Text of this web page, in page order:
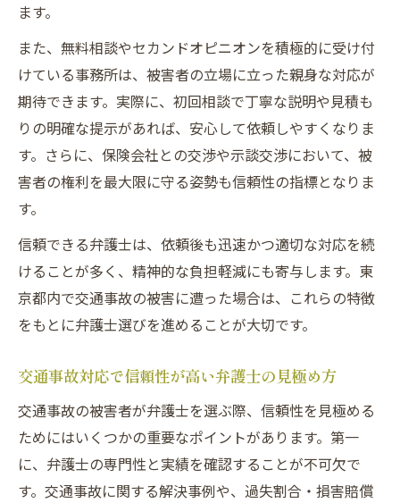
ます。
また、無料相談やセカンドオピニオンを積極的に受け付
けている事務所は、被害者の立場に立った親身な対応が
期待できます。実際に、初回相談で丁寧な説明や見積も
りの明確な提示があれば、安心して依頼しやすくなりま
す。さらに、保険会社との交渉や示談交渉において、被
害者の権利を最大限に守る姿勢も信頼性の指標となりま
す。
信頼できる弁護士は、依頼後も迅速かつ適切な対応を続
けることが多く、精神的な負担軽減にも寄与します。東
京都内で交通事故の被害に遭った場合は、これらの特徴
をもとに弁護士選びを進めることが大切です。
交通事故対応で信頼性が高い弁護士の見極め方
交通事故の被害者が弁護士を選ぶ際、信頼性を見極める
ためにはいくつかの重要なポイントがあります。第一
に、弁護士の専門性と実績を確認することが不可欠で
す。交通事故に関する解決事例や、過失割合・損害賠償